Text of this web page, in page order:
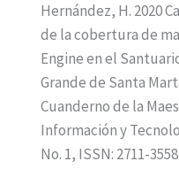
Hernández, H. 2020
de la cobertura de
Engine en el
Grande de Santa
Cuanderno de la
Información y
No. 1, ISSN: 2711-3558.